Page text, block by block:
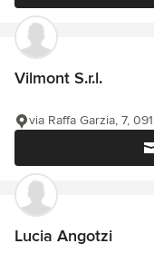
Vilmont S.r.l.
via Raffa Garzia, 7,
Lucia Angotzi